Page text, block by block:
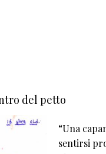
del petto
“Una
sentirsi